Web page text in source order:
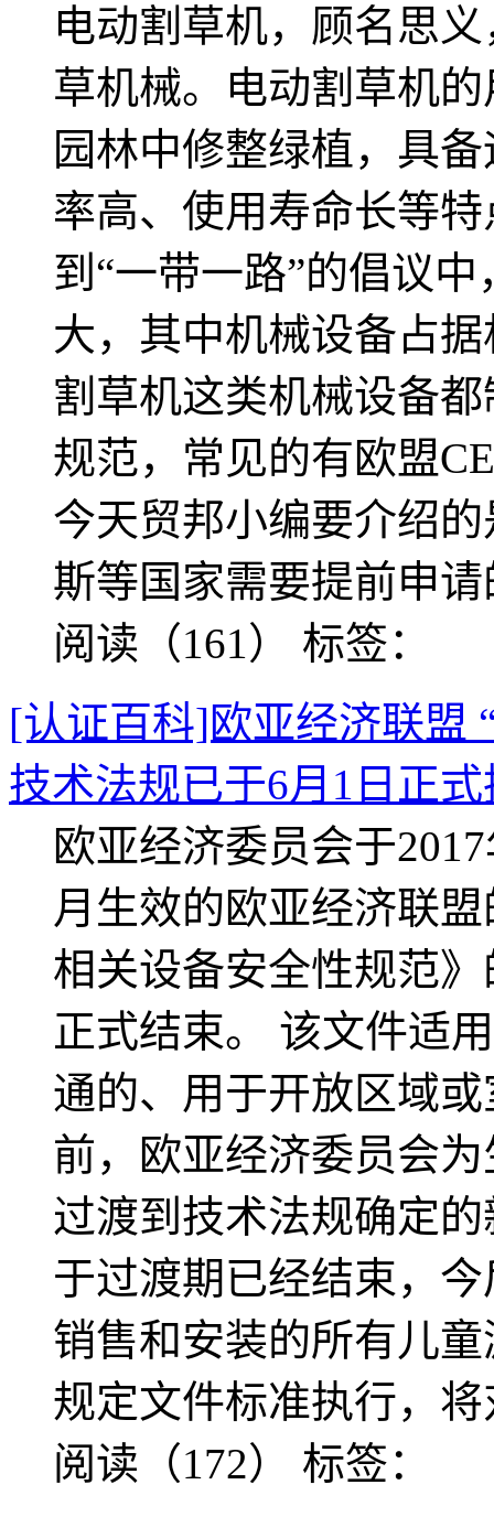
电动割草机，顾名思
草机械。电动割草机
园林中修整绿植，具
率高、使用寿命长等
到“一带一路”的倡议
大，其中机械设备占
割草机这类机械设备
规范，常见的有欧盟
今天贸邦小编要介绍
斯等国家需要提前申
阅读（161） 标签：
[认证百科]欧亚经济联盟
技术法规已于6月1日正
欧亚经济委员会于
月生效的欧亚经济联
相关设备安全性规范
正式结束。 该文件适
通的、用于开放区域
前，欧亚经济委员会
过渡到技术法规确定
于过渡期已经结束，
销售和安装的所有儿
规定文件标准执行，
阅读（172） 标签：